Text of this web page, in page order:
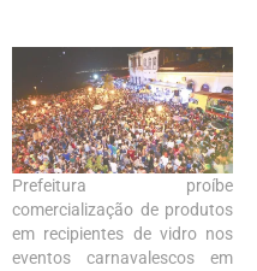
Prefeitura proíbe
comercialização de produtos
em recipientes de vidro nos
eventos carnavalescos em